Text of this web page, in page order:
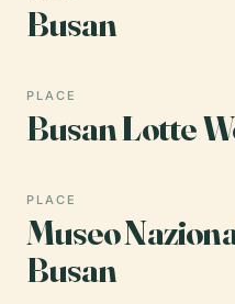
Busan
PLACE
Busan Lotte
PLACE
Museo
Busan